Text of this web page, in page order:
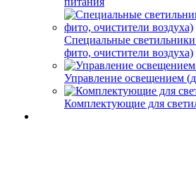
Специальные
фито, очистители воздуха)
Управление освещением
Комплектующие для